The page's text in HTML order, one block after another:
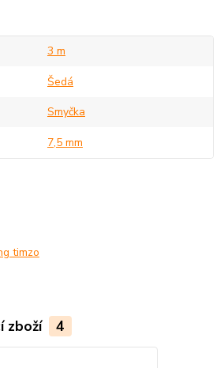
3 m
Šedá
Smyčka
7,5 mm
timzo
zboží 4